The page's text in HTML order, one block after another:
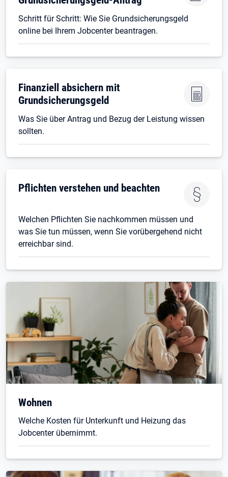
Schritt für Schritt: Wie Sie Grundsicherungsgeld
online bei Ihrem Jobcenter beantragen.
Finanziell absichern mit
Grundsicherungsgeld
Was Sie über Antrag und Bezug der Leistung wissen
sollten.
Pflichten verstehen und beachten
Welchen Pflichten Sie nachkommen müssen und
was Sie tun müssen, wenn Sie vorübergehend nicht
erreichbar sind.
Wohnen
Welche Kosten für Unterkunft und Heizung das
Jobcenter übernimmt.